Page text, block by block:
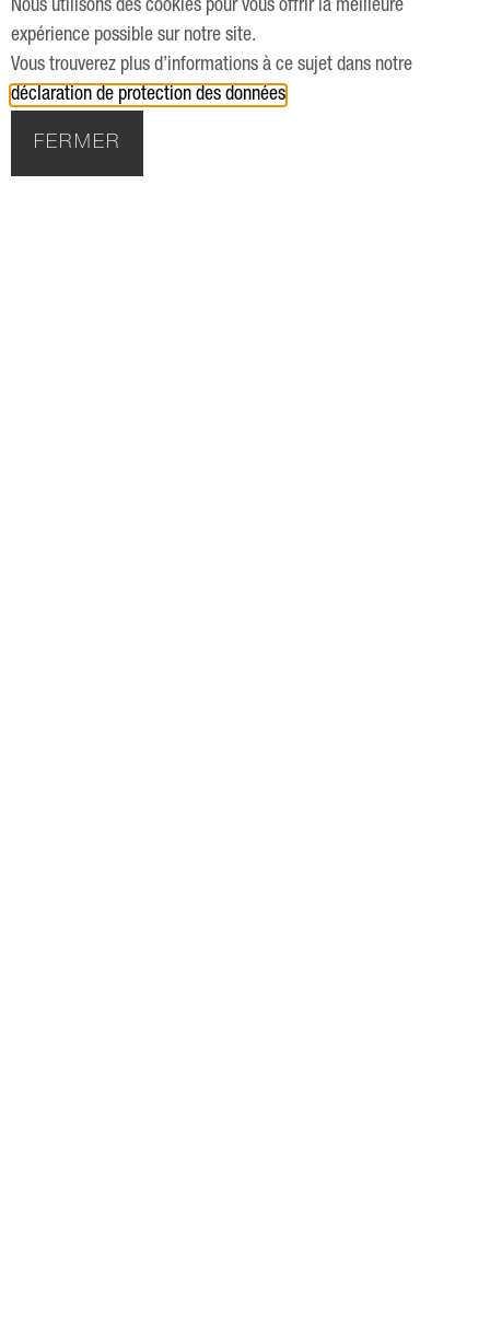
Nous utilisons des cookies pour vous offrir la meilleure
expérience possible sur notre site.
Vous trouverez plus d’informations à ce sujet dans notre
déclaration de protection des données
FERMER